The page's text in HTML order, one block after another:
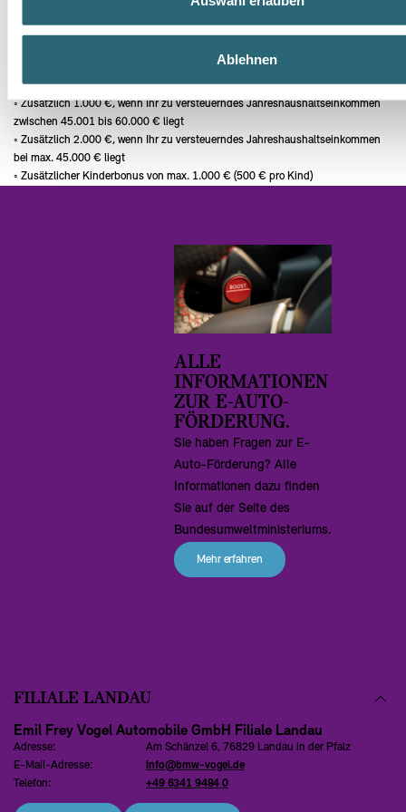
Ablehnen
◦ Förderung in Höhe von 1.500 € für Neufahrzeuge mit Plug-in-Hybrid Antrieb
oder Range Extender
◦ Zusätzlich 1.000 €, wenn Ihr zu versteuerndes Jahreshaushaltseinkommen
zwischen 45.001 bis 60.000 € liegt
◦ Zusätzlich 2.000 €, wenn Ihr zu versteuerndes Jahreshaushaltseinkommen
bei max. 45.000 € liegt
◦ Zusätzlicher Kinderbonus von max. 1.000 € (500 € pro Kind)
ALLE
INFORMATIONEN
ZUR E-AUTO-
FÖRDERUNG.
Sie haben Fragen zur E-
Auto-Förderung? Alle
Informationen dazu finden
Sie auf der Seite des
Bundesumweltministeriums.
Mehr erfahren
FILIALE LANDAU
Emil Frey Vogel Automobile GmbH Filiale Landau
Adresse:
Am Schänzel 6, 76829 Landau in der Pfalz
E-Mail-Adresse:
info@bmw-vogel.de
Telefon:
+49 6341 9484 0